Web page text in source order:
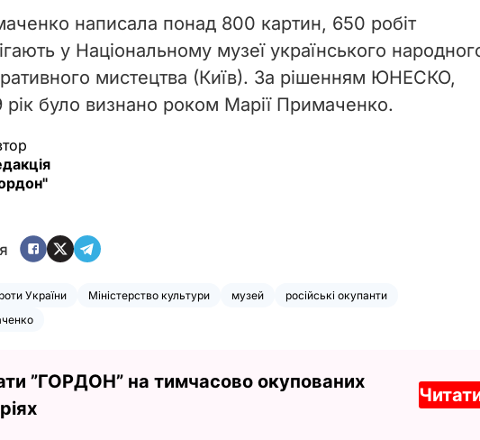
написала понад 800 картин, 650 робіт
у Національному музеї українського
мистецтва (Київ). За рішенням ЮНЕСКО,
рік було визнано роком Марії Примаченко.
України Міністерство культури музей
російські окупанти
”ГОРДОН” на тимчасово окупованих